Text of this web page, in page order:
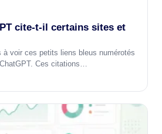
cite-t-il certains sites et
à voir ces petits liens bleus numérotés
Ces citations…